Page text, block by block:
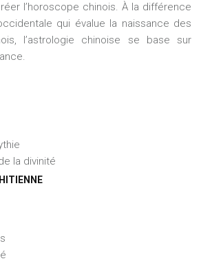
l’horoscope chinois. À la différence
qui évalue la naissance des
l’astrologie chinoise se base sur
la divinité